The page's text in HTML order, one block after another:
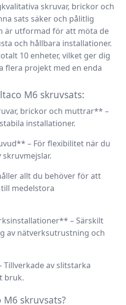
skruvar, brickor och
sats säker och pålitlig
är utformad för att möta de
och hållbara installationer.
10 enheter, vilket ger dig
flera projekt med en enda
M6 skruvsats:
brickor och muttrar** –
installationer.
– För flexibilitet när du
allt du behöver för att
medelstora
– Särskilt
av nätverksutrustning och
av slitstarka
bruk.
skruvsats?